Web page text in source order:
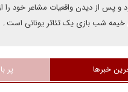
و پس از دیدن واقعیات مشاعر خود
شب بازی یک تئاتر یونانی است۔
خبرها پر